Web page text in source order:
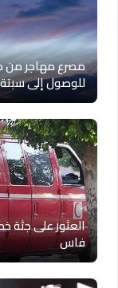
مصرع مهاجر من
للوصول إلى
العثور على جثة
فاس